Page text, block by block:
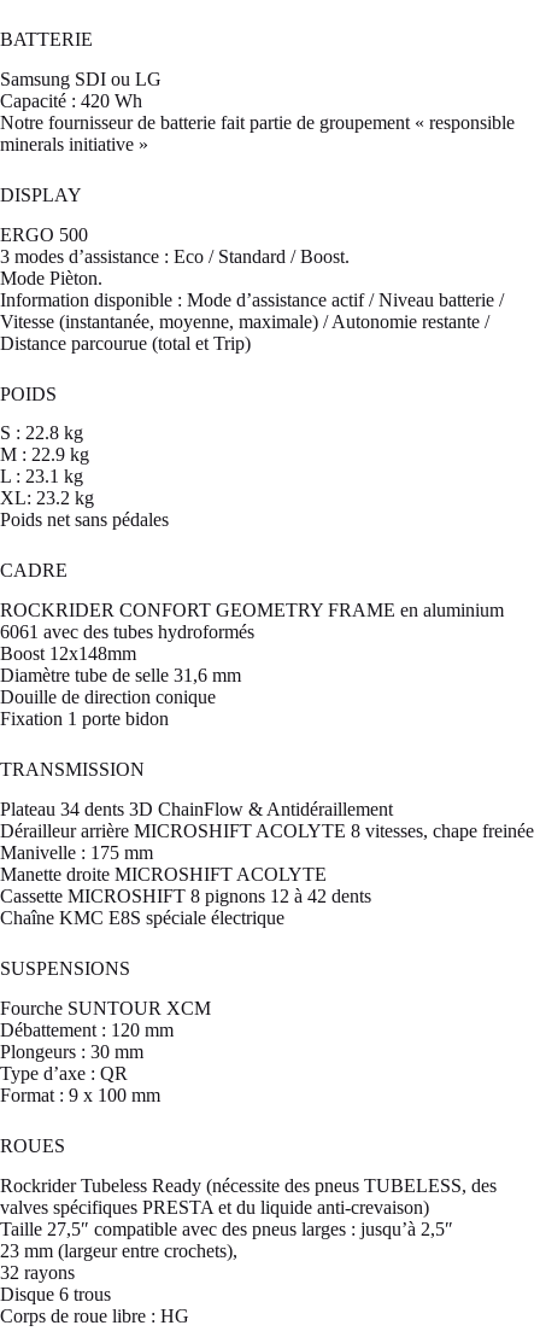
BATTERIE
Samsung SDI ou LG
Capacité : 420 Wh
Notre fournisseur de batterie fait partie de groupement « responsible
minerals initiative »
DISPLAY
ERGO 500
3 modes d’assistance : Eco / Standard / Boost.
Mode Pièton.
Information disponible : Mode d’assistance actif / Niveau batterie /
Vitesse (instantanée, moyenne, maximale) / Autonomie restante /
Distance parcourue (total et Trip)
POIDS
S : 22.8 kg
M : 22.9 kg
L : 23.1 kg
XL: 23.2 kg
Poids net sans pédales
CADRE
ROCKRIDER CONFORT GEOMETRY FRAME en aluminium
6061 avec des tubes hydroformés
Boost 12x148mm
Diamètre tube de selle 31,6 mm
Douille de direction conique
Fixation 1 porte bidon
TRANSMISSION
Plateau 34 dents 3D ChainFlow & Antidéraillement
Dérailleur arrière MICROSHIFT ACOLYTE 8 vitesses, chape freinée
Manivelle : 175 mm
Manette droite MICROSHIFT ACOLYTE
Cassette MICROSHIFT 8 pignons 12 à 42 dents
Chaîne KMC E8S spéciale électrique
SUSPENSIONS
Fourche SUNTOUR XCM
Débattement : 120 mm
Plongeurs : 30 mm
Type d’axe : QR
Format : 9 x 100 mm
ROUES
Rockrider Tubeless Ready (nécessite des pneus TUBELESS, des
valves spécifiques PRESTA et du liquide anti-crevaison)
Taille 27,5″ compatible avec des pneus larges : jusqu’à 2,5″
23 mm (largeur entre crochets),
32 rayons
Disque 6 trous
Corps de roue libre : HG